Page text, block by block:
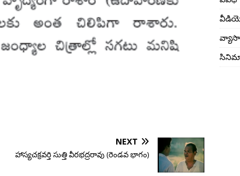
NEXT
హాస్యచక్రవర్తి సుత్తి వీరభద్రరావు (రెండవ భాగం)